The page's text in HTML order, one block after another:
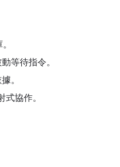
等待指令。
。
協作。